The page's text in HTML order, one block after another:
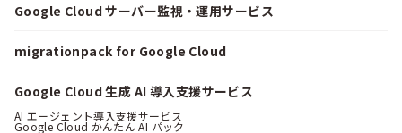
Google Cloud サーバー監視・運用サービス
migrationpack for Google Cloud
Google Cloud 生成 AI 導入支援サービス
AI エージェント導入支援サービス
Google Cloud かんたん AI パック